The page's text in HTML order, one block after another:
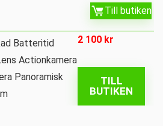
Till butiken
2 100 kr
TILL
BUTIKEN